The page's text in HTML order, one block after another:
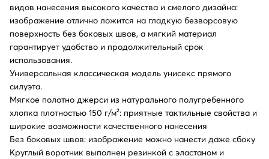
видов нанесения высокого качества и смелого дизайна:
изображение отлично ложится на гладкую безворсовую
поверхность без боковых швов, а мягкий материал
гарантирует удобство и продолжительный срок
использования.
Универсальная классическая модель унисекс прямого
силуэта.
Мягкое полотно джерси из натурального полугребенного
хлопка плотностью 150 г/м²: приятные тактильные свойства и
широкие возможности качественного нанесения
Без боковых швов: изображение можно нанести даже сбоку
Круглый воротник выполнен резинкой с эластаном и